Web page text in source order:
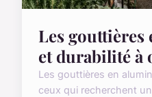
Les gouttières
et durabilité à
Les gouttières en
ceux qui recherchent